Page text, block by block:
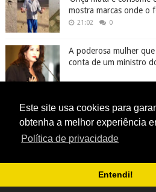
Este site usa cookies para
obtenha a melhor experiência
Política de privacidade
Entendi!
mostra marcas onde o
21:02 0
A poderosa mulher
conta de um ministro